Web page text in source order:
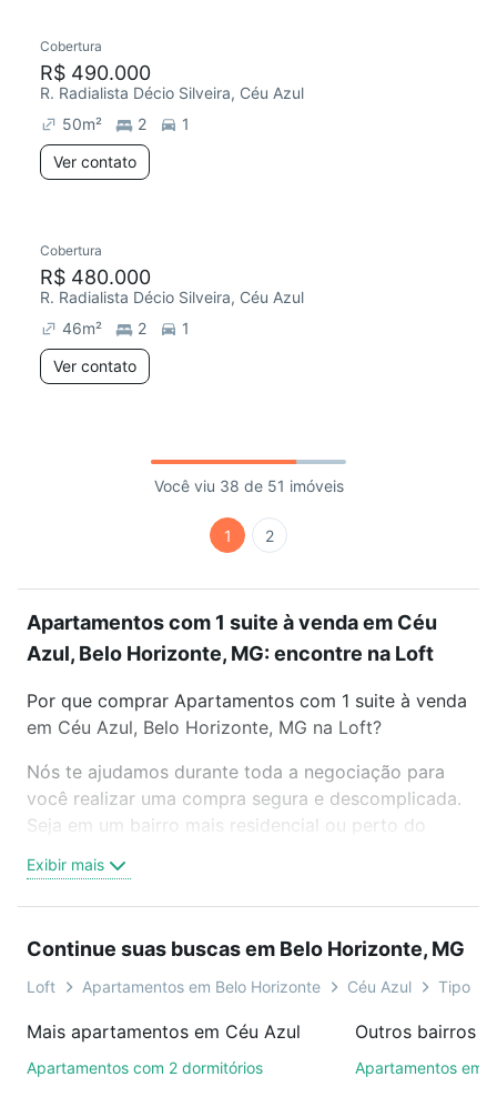
Cobertura
R$ 490.000
R. Radialista Décio Silveira, Céu Azul
50m² 2
1
Ver contato
Cobertura
R$ 480.000
R. Radialista Décio Silveira, Céu Azul
46m² 2
1
Ver contato
Você viu 38 de 51 imóveis
1 2
Apartamentos com 1 suite à venda em Céu
Azul, Belo Horizonte, MG: encontre na Loft
Por que comprar Apartamentos com 1 suite à venda
em Céu Azul, Belo Horizonte, MG na Loft?
Nós te ajudamos durante toda a negociação para
você realizar uma compra segura e descomplicada.
Seja em um bairro mais residencial ou perto do
oferta ideal de Apartamentos com 1 suite à venda
em Céu Azul, Belo Horizonte, MG para conquistar
videochamada, é grátis, sem compromisso e você
ainda conta com mais de 46 mil corretores e
de imóveis.
Como escolher um imóvel?
Exibir mais
Continue suas buscas em Belo Horizonte, MG
Loft Apartamentos em Belo Horizonte Céu Azul Tipo
Mais apartamentos em Céu Azul
Apartamentos com 2 dormitórios
Apartamentos em